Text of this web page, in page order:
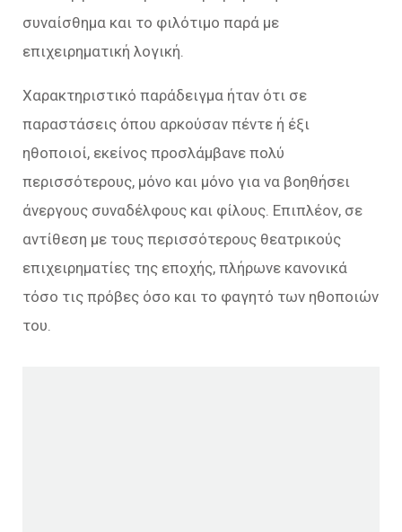
συναίσθημα και το φιλότιμο παρά με
επιχειρηματική λογική.
Χαρακτηριστικό παράδειγμα ήταν ότι σε
παραστάσεις όπου αρκούσαν πέντε ή έξι
ηθοποιοί, εκείνος προσλάμβανε πολύ
περισσότερους, μόνο και μόνο για να βοηθήσει
άνεργους συναδέλφους και φίλους. Επιπλέον, σε
αντίθεση με τους περισσότερους θεατρικούς
επιχειρηματίες της εποχής, πλήρωνε κανονικά
τόσο τις πρόβες όσο και το φαγητό των ηθοποιών
του.